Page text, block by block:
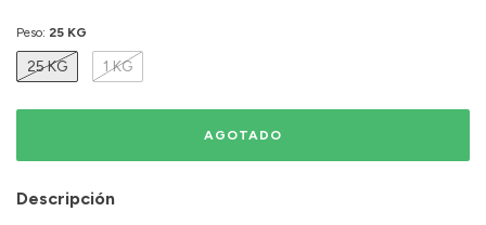
Peso: 25 KG
25 KG 1 KG
Descripción